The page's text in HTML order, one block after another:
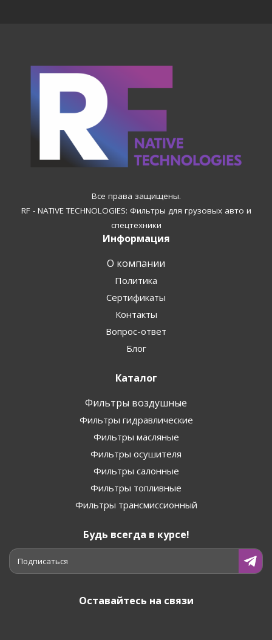
Все права защищены.
RF - NATIVE TECHNOLOGIES: Фильтры для грузовых авто и
спецтехники
Информация
О компании
Политика
Сертификаты
Контакты
Вопрос-ответ
Блог
Каталог
Фильтры воздушные
Фильтры гидравлические
Фильтры масляные
Фильтры осушителя
Фильтры салонные
Фильтры топливные
Фильтры трансмиссионный
Будь всегда в курсе!
Подписаться
Оставайтесь на связи